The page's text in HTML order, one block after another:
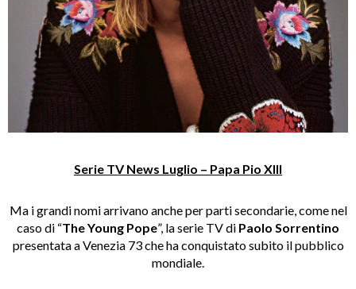
Serie TV News Luglio – Papa Pio XIII
Ma i grandi nomi arrivano anche per parti secondarie, come nel
caso di “The Young Pope”, la serie TV di Paolo Sorrentino
presentata a Venezia 73 che ha conquistato subito il pubblico
mondiale.